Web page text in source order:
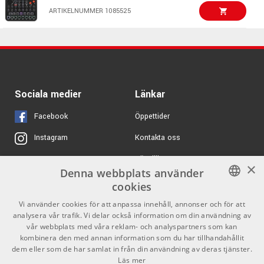
ARTIKELNUMMER 1015204
Erica Synths Perkons 19790 kr/st
ARTIKELNUMMER 1061878
Drums
ARTIKELNUMMER 1097571
Akai MPC One G2
ARTIKELNUMMER 1097558
9199 kr/st
ARTIKELNUMMER 1085525
Sociala medier
Facebook
Instagram
X
Youtube
TikTok
Länkar
Öppettider
Kontakta oss
Köpvillkor
Butiken
Varumärken
GDPR & Cookies
Kontakt
SWEDISH
ENGLISH
×
Denna webbplats använder
cookies
Vi använder cookies för att anpassa innehåll, annonser och för att
analysera vår trafik. Vi delar också information om din användning av
vår webbplats med våra reklam- och analyspartners som kan
kombinera den med annan information som du har tillhandahållit
dem eller som de har samlat in från din användning av deras tjänster.
Läs mer